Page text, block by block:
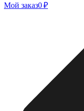
Мой заказ0 ₽